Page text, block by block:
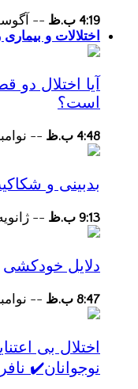
4:19 ب.ظ -- آگوست
اختلالات و
آیا اختلال دو
است؟
4:48 ب.ظ -- نوامبر 4,
بدبینی و
9:13 ب.ظ -- ژانویه 5,
دلایل خودکشی
8:47 ب.ظ -- نوامبر 10,
اختلال بی
نوجوانان✔️